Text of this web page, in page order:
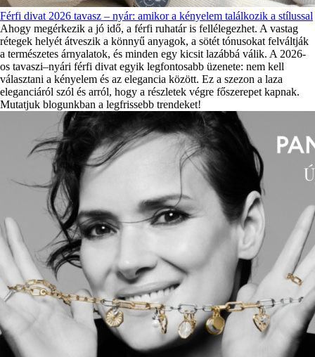
Férfi divat 2026 tavasz – nyár: amikor a kényelem találkozik a stílussal
Ahogy megérkezik a jó idő, a férfi ruhatár is fellélegezhet. A vastag
rétegek helyét átveszik a könnyű anyagok, a sötét tónusokat felváltják
a természetes árnyalatok, és minden egy kicsit lazábbá válik. A 2026-
os tavaszi–nyári férfi divat egyik legfontosabb üzenete: nem kell
választani a kényelem és az elegancia között. Ez a szezon a laza
eleganciáról szól és arról, hogy a részletek végre főszerepet kapnak.
Mutatjuk blogunkban a legfrissebb trendeket!